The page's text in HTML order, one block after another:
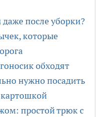
после уборки?
которые
обходят
нужно посадить
простой трюк с